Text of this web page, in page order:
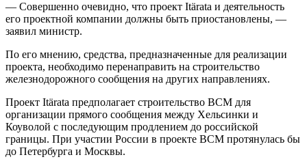
— Совершенно очевидно, что проект Itärata и деятельность
его проектной компании должны быть приостановлены, —
заявил министр.
По его мнению, средства, предназначенные для реализации
проекта, необходимо перенаправить на строительство
железнодорожного сообщения на других направлениях.
Проект Itärata предполагает строительство ВСМ для
организации прямого сообщения между Хельсинки и
Коуволой с последующим продлением до российской
границы. При участии России в проекте ВСМ протянулась бы
до Петербурга и Москвы.